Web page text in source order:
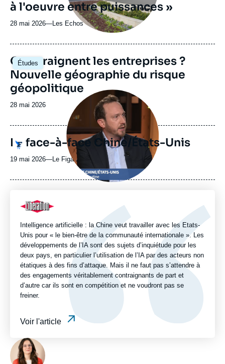
émission
à l'oeuvre entre puissances »
28 mai 2026—Nom
journal,
ou
émission
Les Echos
Études
Image
principale
Que craignent les entreprises ?
Nouvelle géographie du risque
géopolitique
Date
publication
28 mai 2026
Logo
Image
principale
médiatique
Le face-à-face Chine/États-Unis
19 mai 2026—Nom
journal,
émission
Le Figaro TV
Logo
Intelligence artificielle : la Chine veut travailler avec les Etats-
Unis pour « le bien-être de la communauté internationale ». Les
développements de l’IA sont des sujets d’inquiétude pour les
deux pays, en particulier l’utilisation de l’IA par des acteurs non
étatiques à des fins d’attaque. Mais il ne faut pas s’attendre à
des engagements véritablement contraignants de part et
d’autre car ils sont en compétition et ne voudront pas se
freiner.
Voir l'article
Photo